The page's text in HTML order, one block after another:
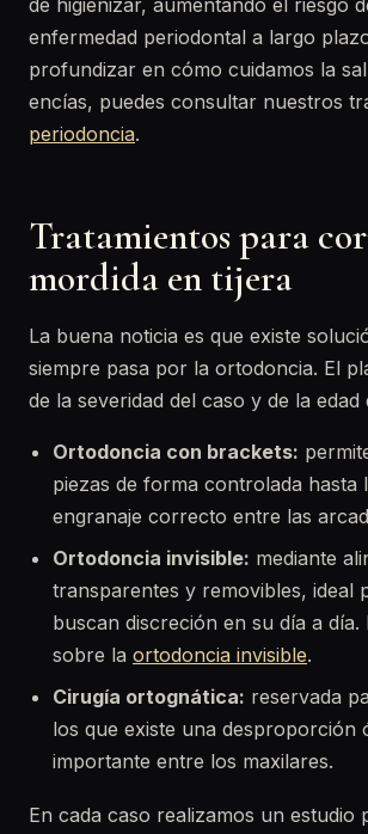
de higienizar, aumentando el riesgo
enfermedad periodontal a largo
profundizar en cómo cuidamos la
encías, puedes consultar nuestros
periodoncia.
Tratamientos para
mordida en tijera
La buena noticia es que existe
siempre pasa por la ortodoncia. El
de la severidad del caso y de la edad
Ortodoncia con brackets:
piezas de forma controlada hasta
engranaje correcto entre las
Ortodoncia invisible: mediante
transparentes y removibles, ideal
buscan discreción en su día a día.
sobre la ortodoncia invisible.
Cirugía ortognática: reservada
los que existe una desproporción
importante entre los maxilares.
En cada caso realizamos un estudio